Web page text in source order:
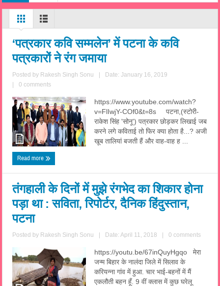
‘पत्रकार कवि सम्मलेन’ में पटना के कवि
पत्रकारों ने रंग जमाया
Posted by Rakesh Singh Sonu
Date: January 16, 2019
0 comments
https://www.youtube.com/watch?
v=FlIwjY-COf0&t=8s पटना,(स्टोरी-
राकेश सिंह 'सोनू') पत्रकार छोड़कर लिखाई जब
करने लगे कविताई तो फिर क्या होता है...? अजी
खूब तालियां बजती हैं और वाह-वाह ह ...
Read more
तंगहाली के दिनों में मुझे रंगभेद का शिकार होना
पड़ा था : सविता, रिपोर्टर, दैनिक हिंदुस्तान,
पटना
Posted by Rakesh Singh Sonu Date: April 11, 2018 0 comments
https://youtu.be/67inQuyHgqo मेरा
जन्म बिहार के नालंदा जिले में सिलाव के
करियन्ना गांव में हुआ. चार भाई-बहनों में मैं
एकलौती बहन हूँ. 9 वीं क्लास में कुछ घरेलू